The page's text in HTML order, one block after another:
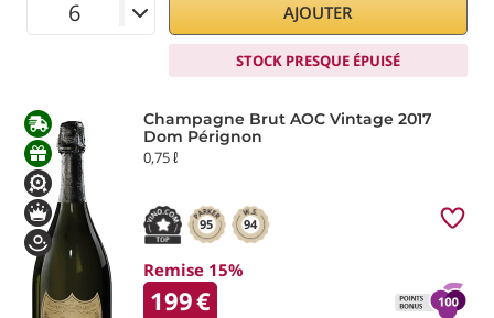
AJOUTER
STOCK PRESQUE ÉPUISÉ
Champagne Brut AOC Vintage 2017
Dom Pérignon
0,75 ℓ
95 94
Remise 15%
199€